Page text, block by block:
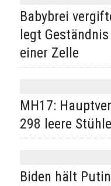
Babybrei
legt
einer Zelle
MH17:
298 leere
Biden hält